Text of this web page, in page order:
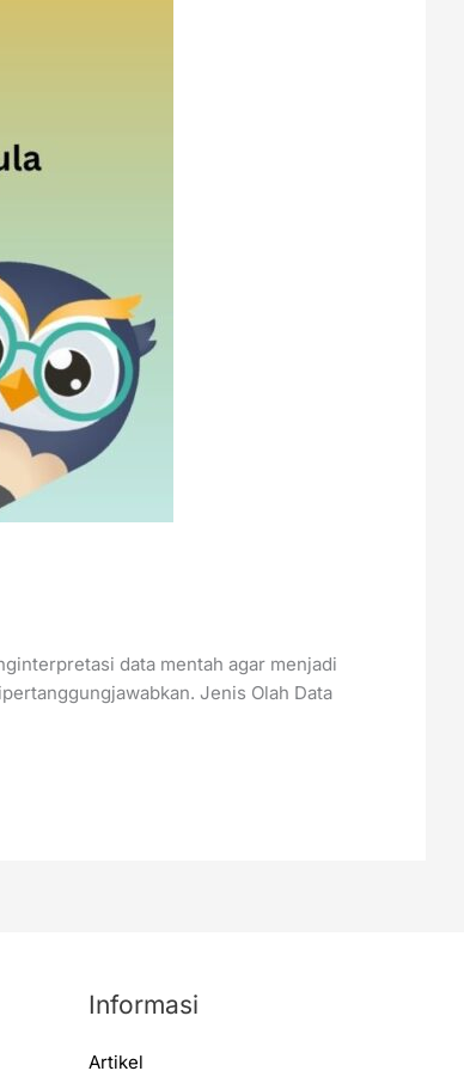
data mentah agar menjadi
Jenis Olah Data
Informasi
Artikel